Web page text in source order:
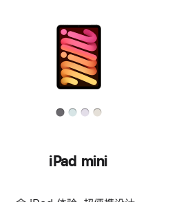
iPad mini